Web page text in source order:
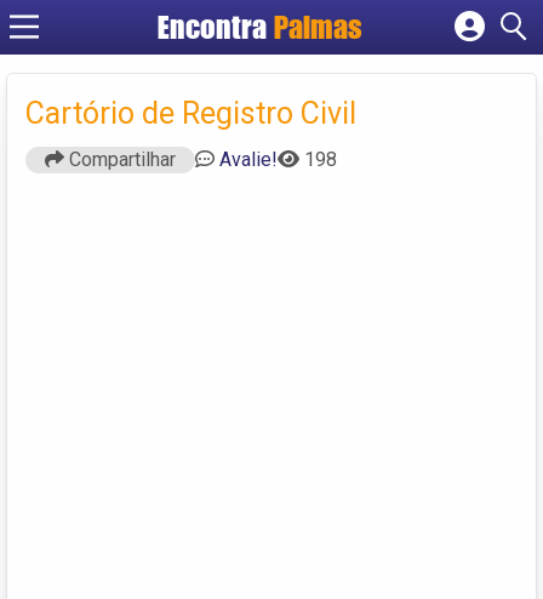
Encontra Palmas
Cadastrar empresa
Criar conta
Cartório de Registro Civil
Compartilhar Avalie! 198